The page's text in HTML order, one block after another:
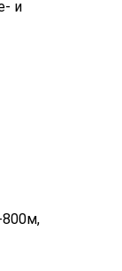
и
800м,